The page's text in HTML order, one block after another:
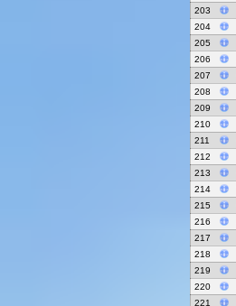
203
204
205
206
207
208
209
210
211
212
213
214
215
216
217
218
219
220
221